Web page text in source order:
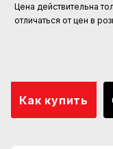
Цена действительна
отличаться от цен в
Как купить